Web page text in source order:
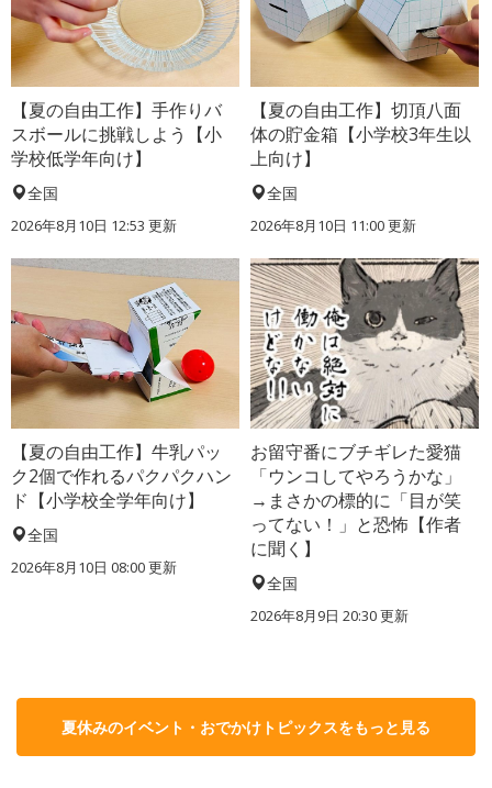
【夏の自由工作】手作りバ
スボールに挑戦しよう【小
学校低学年向け】
全国
2026年8月10日 12:53 更新
【夏の自由工作】切頂八面
体の貯金箱【小学校3年生以
上向け】
全国
2026年8月10日 11:00更新
【夏の自由工作】牛乳パッ
ク2個で作れるパクパクハン
ド【小学校全学年向け】
全国
2026年8月10日 08:00更新
お留守番にブチギレた愛猫
「ウンコしてやろうかな」
→まさかの標的に「目が笑
ってない！」と恐怖【作者
に聞く】
全国
2026年8月9日 20:30更新
夏休みのイベント・おでかけトピックスをもっと見る